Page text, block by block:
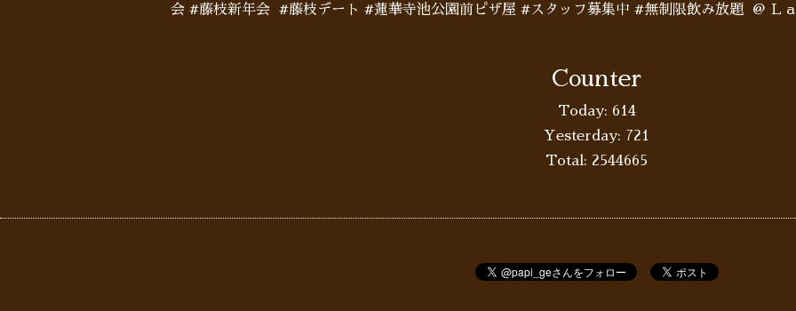
会 #藤枝新年会 #藤枝デート #蓮華寺池公園前ピザ屋 #スタッフ募集中 #無制限飲み放題 @
Counter
Today: 614
Yesterday: 721
Total: 2544665